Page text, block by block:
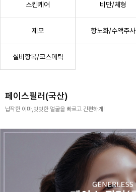
스킨케어 비만/체형
제모 항노화/수액주사
실비항목/코스메틱
페이스필러(국산)
납작한 이마,밋밋한 얼굴을 빠르고 간편하게!